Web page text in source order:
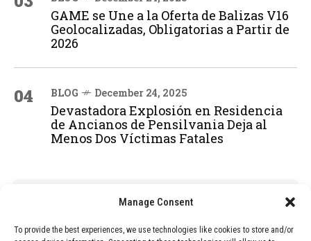
Manage Consent
To provide the best experiences, we use technologies like cookies to store and/or
GAME se Une a la Oferta de Balizas V16
Geolocalizadas, Obligatorias a Partir de
2026
04 BLOG December 24, 2025
Devastadora Explosión en Residencia
de Ancianos de Pensilvania Deja al
Menos Dos Víctimas Fatales